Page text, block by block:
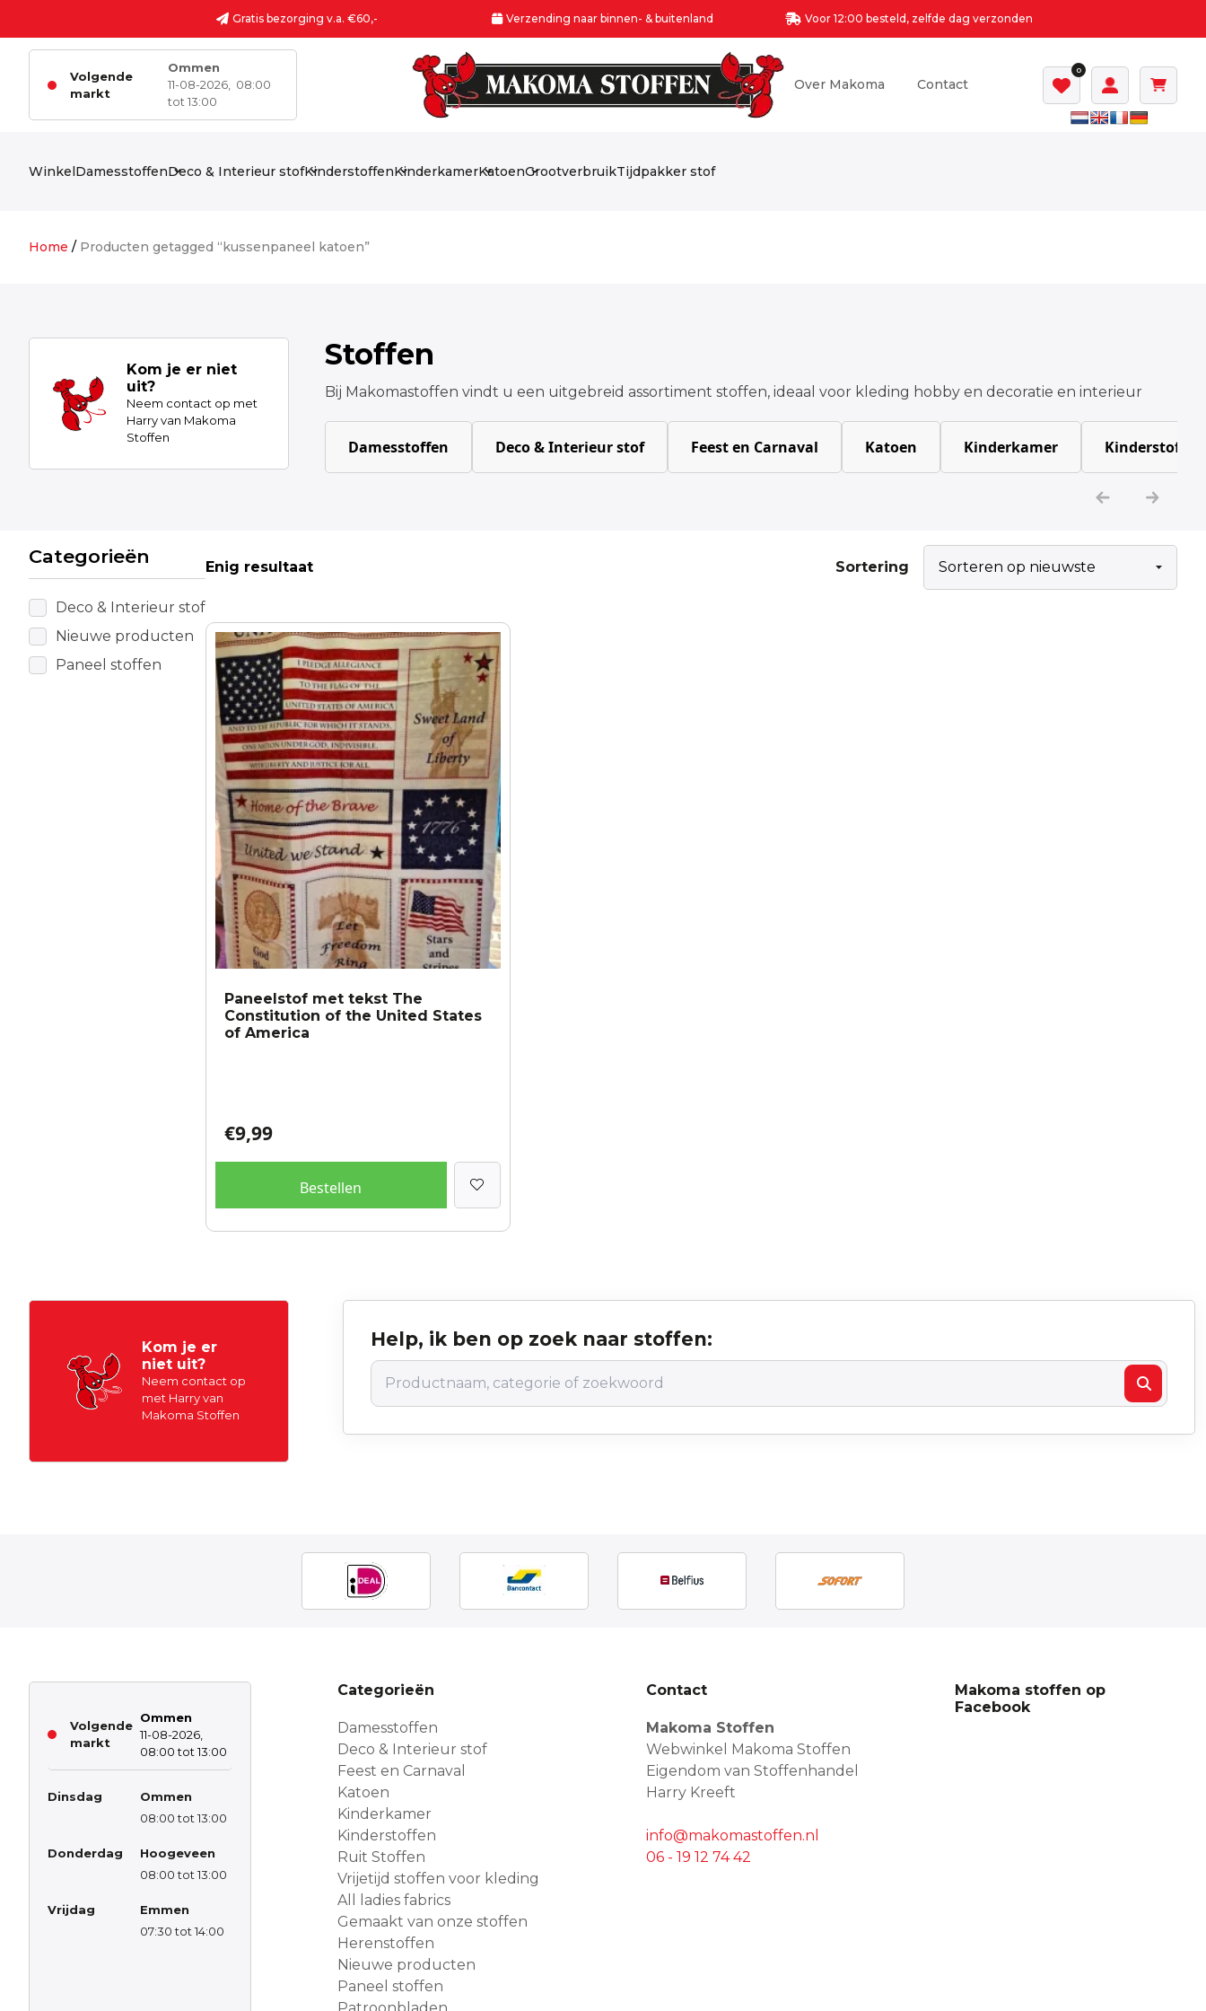
Gratis bezorging v.a. €60,- Verzending naar binnen- & buitenland Voor 12:00 besteld, zelfde dag verzonden
Volgende
markt
Ommen
11-08-2026,
08:00
tot 13:00
Over Makoma Contact
0
WinkelDamesstoffenDeco & Interieur stofKinderstoffenKinderkamerKatoenGrootverbruikTijdpakker stof
Home / Producten getagged “kussenpaneel katoen”
Kom je er niet
uit?
Neem contact op met
Harry van Makoma
Stoffen
Stoffen
Bij Makomastoffen vindt u een uitgebreid assortiment stoffen, ideaal voor kleding hobby en decoratie en interieur
Damesstoffen Deco & Interieur stof Feest en Carnaval Katoen Kinderkamer Kinderstoffen
Categorieën
Deco & Interieur stof
Nieuwe producten
Paneel stoffen
Enig resultaat Sortering
Paneelstof met tekst The
Constitution of the United States
of America
€9,99
Bestellen
Dit
product
heeft
meerdere
variaties.
Deze
optie
kan
gekozen
worden
op
de
productpagina
Kom je er
niet uit?
Neem contact op
met Harry van
Makoma Stoffen
Help, ik ben op zoek naar stoffen:
Volgende
markt
Ommen
11-08-2026,
08:00 tot 13:00
Dinsdag
Ommen
08:00 tot 13:00
Donderdag
Hoogeveen
08:00 tot 13:00
Vrijdag
Emmen
07:30 tot 14:00
Categorieën
Damesstoffen
Deco & Interieur stof
Feest en Carnaval
Katoen
Kinderkamer
Kinderstoffen
Ruit Stoffen
Vrijetijd stoffen voor kleding
All ladies fabrics
Gemaakt van onze stoffen
Herenstoffen
Nieuwe producten
Paneel stoffen
Patroonbladen
Contact
Makoma Stoffen
Webwinkel Makoma Stoffen
Eigendom van Stoffenhandel
Harry Kreeft
info@makomastoffen.nl
06 - 19 12 74 42
Makoma stoffen op
Facebook